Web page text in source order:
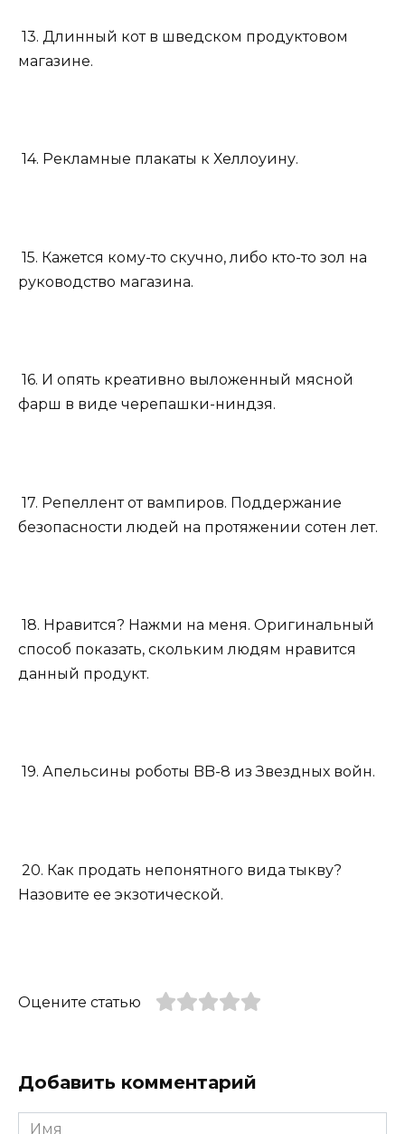
13. Длинный кот в шведском продуктовом
магазине.
14. Рекламные плакаты к Хеллоуину.
15. Кажется кому-то скучно, либо кто-то зол на
руководство магазина.
16. И опять креативно выложенный мясной
фарш в виде черепашки-ниндзя.
17. Репеллент от вампиров. Поддержание
безопасности людей на протяжении сотен лет.
18. Нравится? Нажми на меня. Оригинальный
способ показать, скольким людям нравится
данный продукт.
19. Апельсины роботы BB-8 из Звездных войн.
20. Как продать непонятного вида тыкву?
Назовите ее экзотической.
Оцените статью
Добавить комментарий
Имя